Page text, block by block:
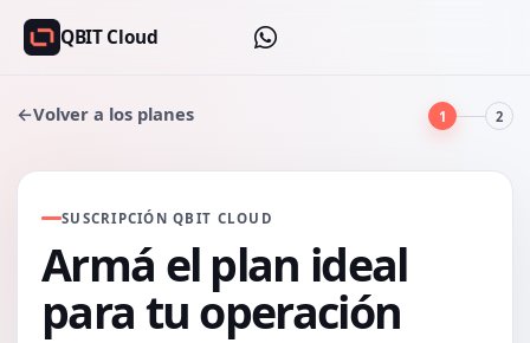
QBIT Cloud
←Volver a los planes 1 2
SUSCRIPCIÓN QBIT CLOUD
Armá el plan ideal
para tu operación